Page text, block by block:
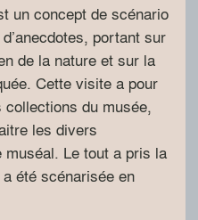
un concept de scénario
portant sur
de la nature et sur la
Cette visite a pour
du musée,
les divers
muséal. Le tout a pris la
été scénarisée en